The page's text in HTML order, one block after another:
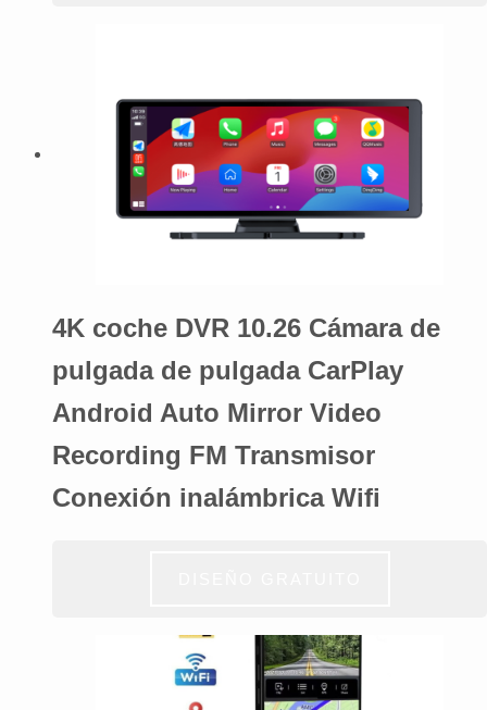
4K coche DVR 10.26 Cámara de
pulgada de pulgada CarPlay
Android Auto Mirror Video
Recording FM Transmisor
Conexión inalámbrica Wifi